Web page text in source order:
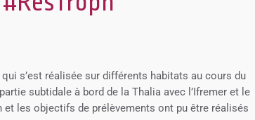
s’est réalisée sur différents habitats au cours du
subtidale à bord de la Thalia avec l’Ifremer et le
et les objectifs de prélèvements ont pu être réalisés